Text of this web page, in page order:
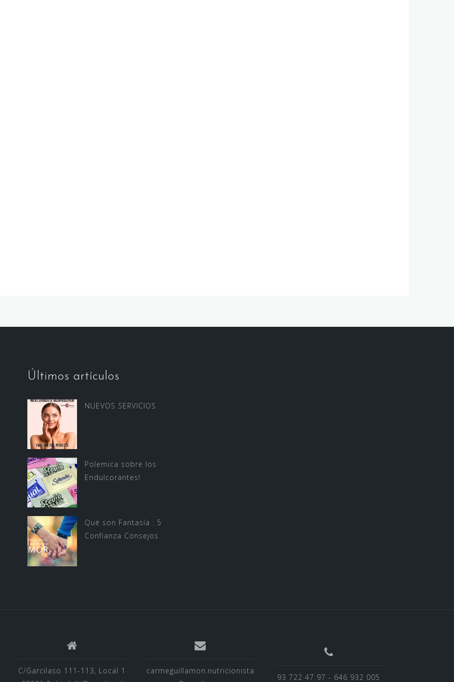
Últimos artículos
NUEVOS SERVICIOS
Polemica sobre los
Endulcorantes!
Qué son Fantasía : 5
Confianza Consejos
C/Garcilaso 111-113, Local 1
carmeguillamon.nutricionista
93 722 47 97 - 646 932 005